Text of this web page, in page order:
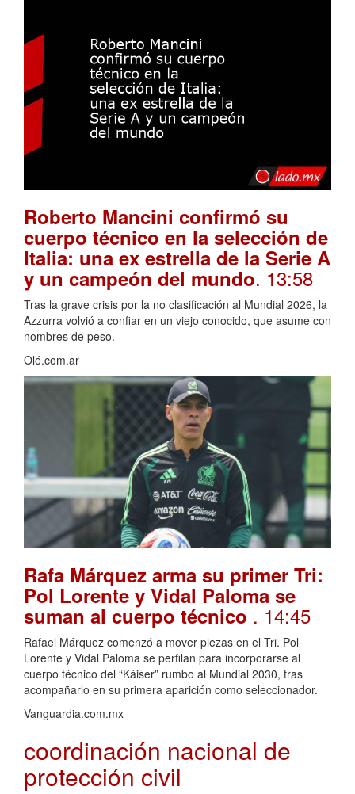
Roberto Mancini confirmó su
cuerpo técnico en la selección de
Italia: una ex estrella de la Serie A
y un campeón del mundo. 13:58
Tras la grave crisis por la no clasificación al Mundial 2026, la
Azzurra volvió a confiar en un viejo conocido, que asume con
nombres de peso.
Olé.com.ar
Rafa Márquez arma su primer Tri:
Pol Lorente y Vidal Paloma se
suman al cuerpo técnico . 14:45
Rafael Márquez comenzó a mover piezas en el Tri. Pol
Lorente y Vidal Paloma se perfilan para incorporarse al
cuerpo técnico del “Káiser” rumbo al Mundial 2030, tras
acompañarlo en su primera aparición como seleccionador.
Vanguardia.com.mx
coordinación nacional de
protección civil